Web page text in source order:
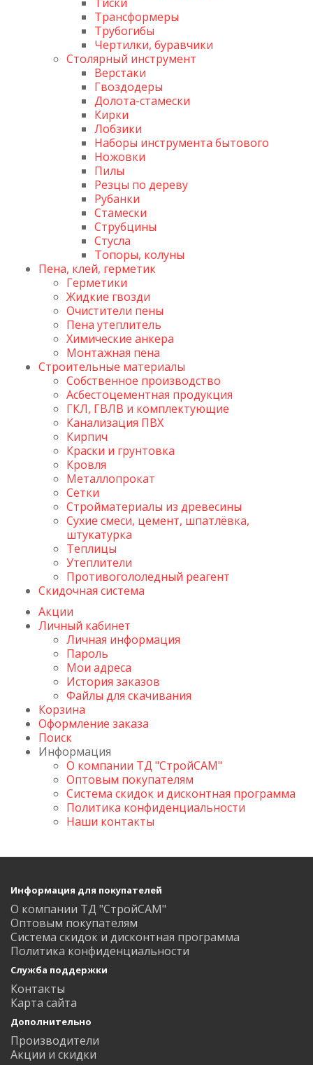
Трансформеры
Трубогибы
Чертилки, буравчики
Столярный инструмент
Верстаки
Гвоздодеры
Долота-стамески
Кирки
Лобзики
Наборы инструмента бытового
Ножовки
Пилы
Резцы по дереву
Рубанки
Стамески
Струбцины
Стусла
Топоры, колуны
Пена, клей, герметик
Герметики
Жидкие гвозди
Очистители пены
Пена утеплитель
Химические анкера
Монтажная пена
Строительные материалы
Собственное производство
Асбестоцементная продукция
ГКЛ, ГВЛВ и комплектующие
Канализация ПВХ
Кирпич
Краски и грунтовка
Кровля
Металлопрокат
Сетки
Стройматериалы из древесины
Сухие смеси, цемент, шпатлёвка,
штукатурка
Теплицы
Утеплители
Противогололедный реагент
Скидочная система
Акции
Личный кабинет
Личная информация
Пароль
Мои адреса
История заказов
Файлы для скачивания
Корзина
Оформление заказа
Поиск
Информация
О компании ТД "СтройСАМ"
Оптовым покупателям
Система скидок и дисконтная программа
Политика конфиденциальности
Наши контакты
Информация для покупателей
О компании ТД "СтройСАМ"
Оптовым покупателям
Система скидок и дисконтная программа
Политика конфиденциальности
Служба поддержки
Контакты
Карта сайта
Дополнительно
Производители
Акции и скидки